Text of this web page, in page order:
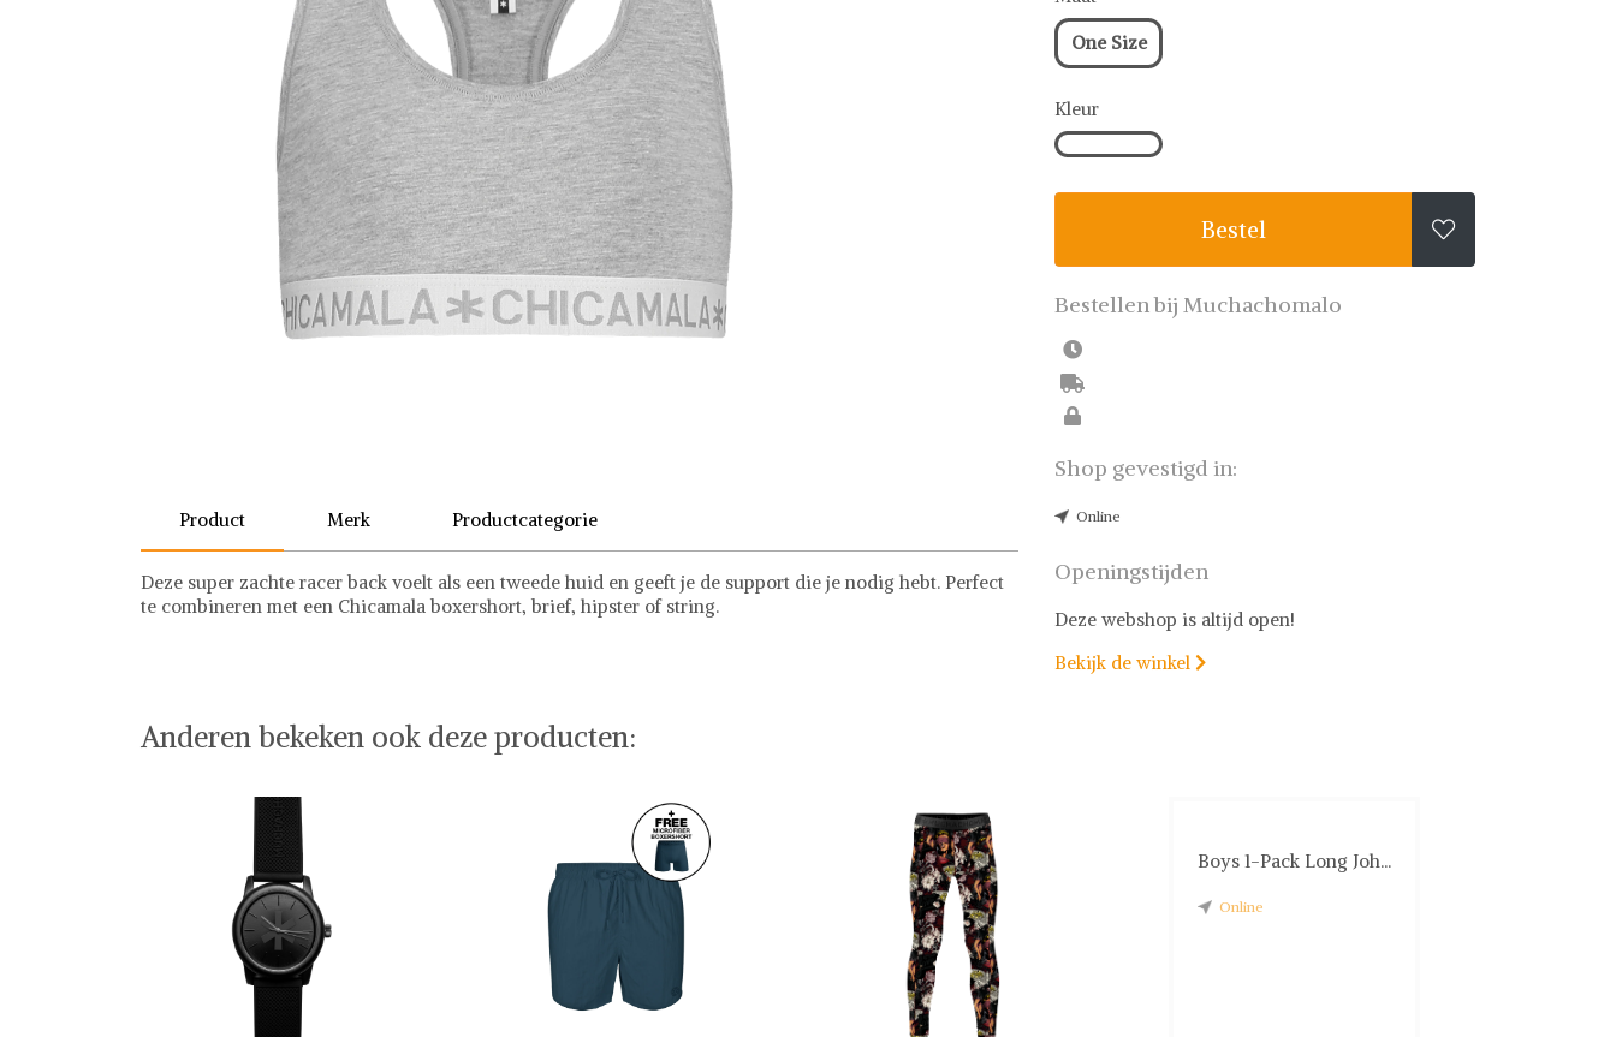
Product Merk Productcategorie
Deze super zachte racer back voelt als een tweede huid en geeft je de support die je nodig hebt. Perfect
te combineren met een Chicamala boxershort, brief, hipster of string.
One Size
Kleur
Bestel 
Bestellen bij Muchachomalo
Shop gevestigd in:
Online
Openingstijden
Deze webshop is altijd open!
Bekijk de winkel 
Anderen bekeken ook deze producten:
Boys 1-Pack Long Joh...
Online